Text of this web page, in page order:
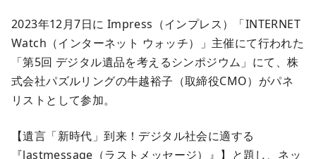
2023年12月7日に Impress（インプレス）「INTERNET
Watch（インターネット ウォッチ）」主催にて行われた
「第5回 デジタル遺品を考えるシンポジウム」にて、株
式会社パズルリングの牛越裕子（取締役CMO）がパネ
リストとして参加。
【遺言「新時代」到来！デジタル社会に適する
『lastmessage（ラストメッセージ）』】と題し、ネッ